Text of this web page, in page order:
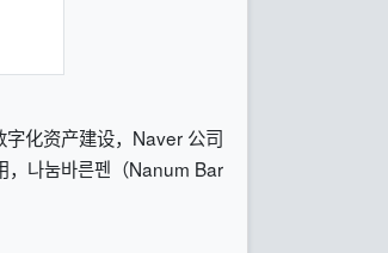
化资产建设，Naver 公司
나눔바른펜（Nanum Bar